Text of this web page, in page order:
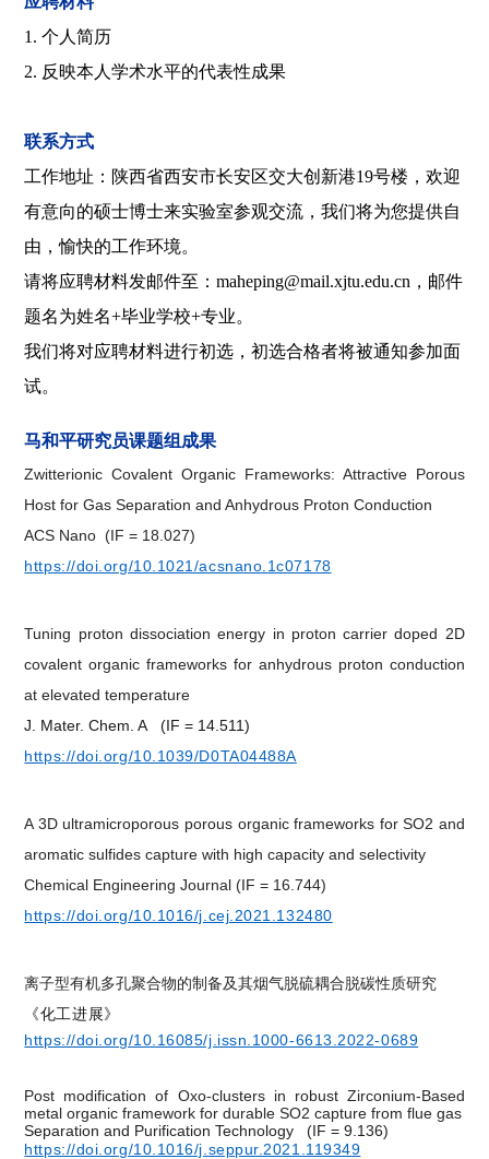
1. 个人简历
2. 反映本人学术水平的代表性成果
联系方式
工作地址：陕西省西安市长安区交大创新港19号楼，欢迎
有意向的硕士博士来实验室参观交流，我们将为您提供自
由，愉快的工作环境。
请将应聘材料发邮件至：maheping@mail.xjtu.edu.cn，邮件
题名为姓名+毕业学校+专业。
我们将对应聘材料进行初选，初选合格者将被通知参加面
试。
马和平研究员课题组成果
Zwitterionic Covalent Organic Frameworks: Attractive Porous
Host for Gas Separation and Anhydrous Proton Conduction
ACS Nano (IF = 18.027)
https://doi.org/10.1021/acsnano.1c07178
Tuning proton dissociation energy in proton carrier doped 2D
covalent organic frameworks for anhydrous proton conduction
at elevated temperature
J. Mater. Chem. A (IF = 14.511)
https://doi.org/10.1039/D0TA04488A
A 3D ultramicroporous porous organic frameworks for SO2 and
aromatic sulfides capture with high capacity and selectivity
Chemical Engineering Journal (IF = 16.744)
https://doi.org/10.1016/j.cej.2021.132480
离子型有机多孔聚合物的制备及其烟气脱硫耦合脱碳性质研究
《化工进展》
https://doi.org/10.16085/j.issn.1000-6613.2022-0689
Post modification of Oxo-clusters in robust Zirconium-Based
metal organic framework for durable SO2 capture from flue gas
Separation and Purification Technology (IF = 9.136)
https://doi.org/10.1016/j.seppur.2021.119349